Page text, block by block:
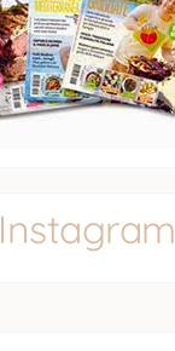
Instagram